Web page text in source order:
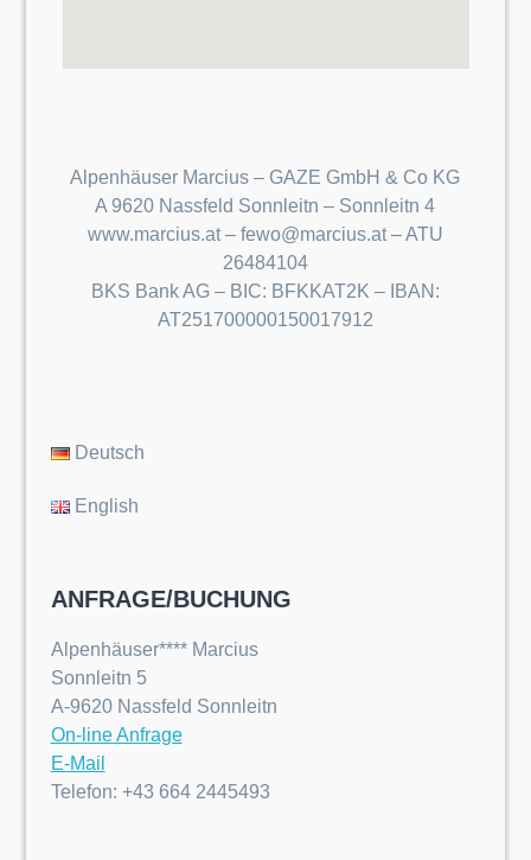
Alpenhäuser Marcius – GAZE GmbH & Co KG
A 9620 Nassfeld Sonnleitn – Sonnleitn 4
www.marcius.at – fewo@marcius.at – ATU
26484104
BKS Bank AG – BIC: BFKKAT2K – IBAN:
AT251700000150017912
Deutsch
English
ANFRAGE/BUCHUNG
Alpenhäuser**** Marcius
Sonnleitn 5
A-9620 Nassfeld Sonnleitn
On-line Anfrage
E-Mail
Telefon: +43 664 2445493